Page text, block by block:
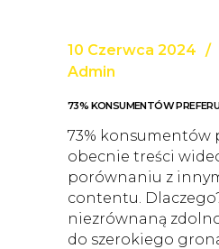
10 Czerwca 2024
Admin
73% KONSUMENTÓW
73% konsumentów
obecnie treści
porównaniu z
contentu.
niezrównaną
do szerokiego